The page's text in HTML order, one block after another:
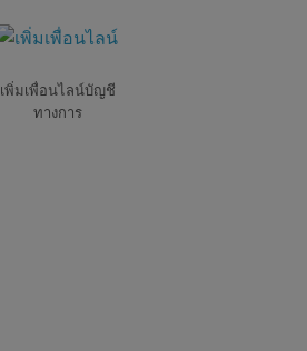
เพิ่มเพื่อนไลน์บัญชี
ทางการ